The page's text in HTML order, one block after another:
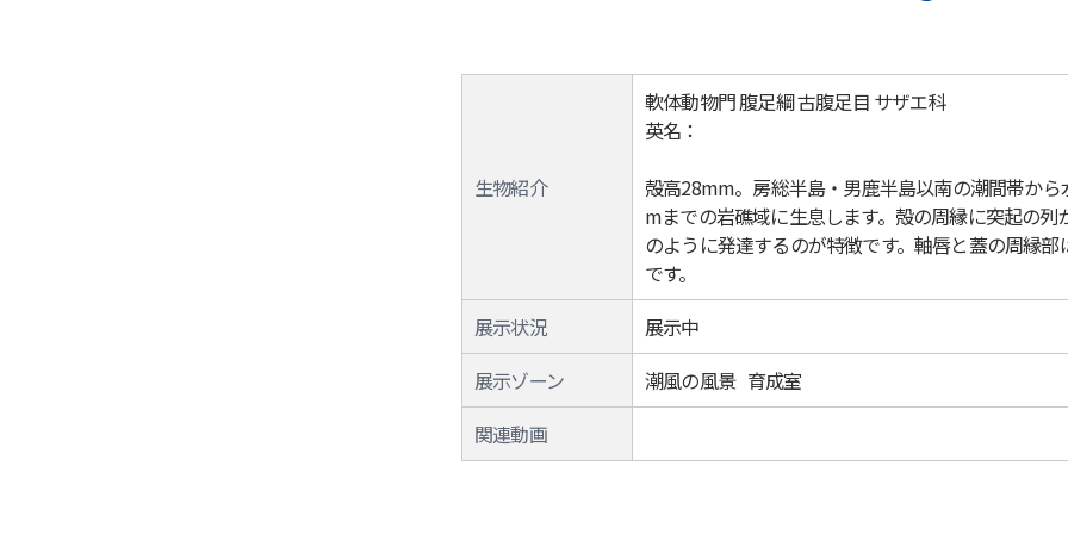
生物紹介
軟体動物門 腹足綱 古腹足目 サザエ科
英名：
殻高28mm。房総半島・男鹿半島以南の潮間帯から
mまでの岩礁域に生息します。殻の周縁に突起の列
のように発達するのが特徴です。軸唇と蓋の周縁部
です。
展示状況
展示中
展示ゾーン
潮風の風景 育成室
関連動画